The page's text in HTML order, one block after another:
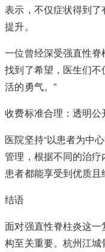
表示，不仅症状得到
提升。
一位曾经深受强直性
找到了希望，医生们
活的勇气。”
收费标准合理：透明公
医院坚持“以患者为中
管理，根据不同的治
患者都能享受到优质且
结语
面对强直性脊柱炎这
构至关重要。杭州江